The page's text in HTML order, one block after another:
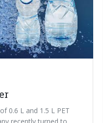
0.6 L and 1.5 L PET